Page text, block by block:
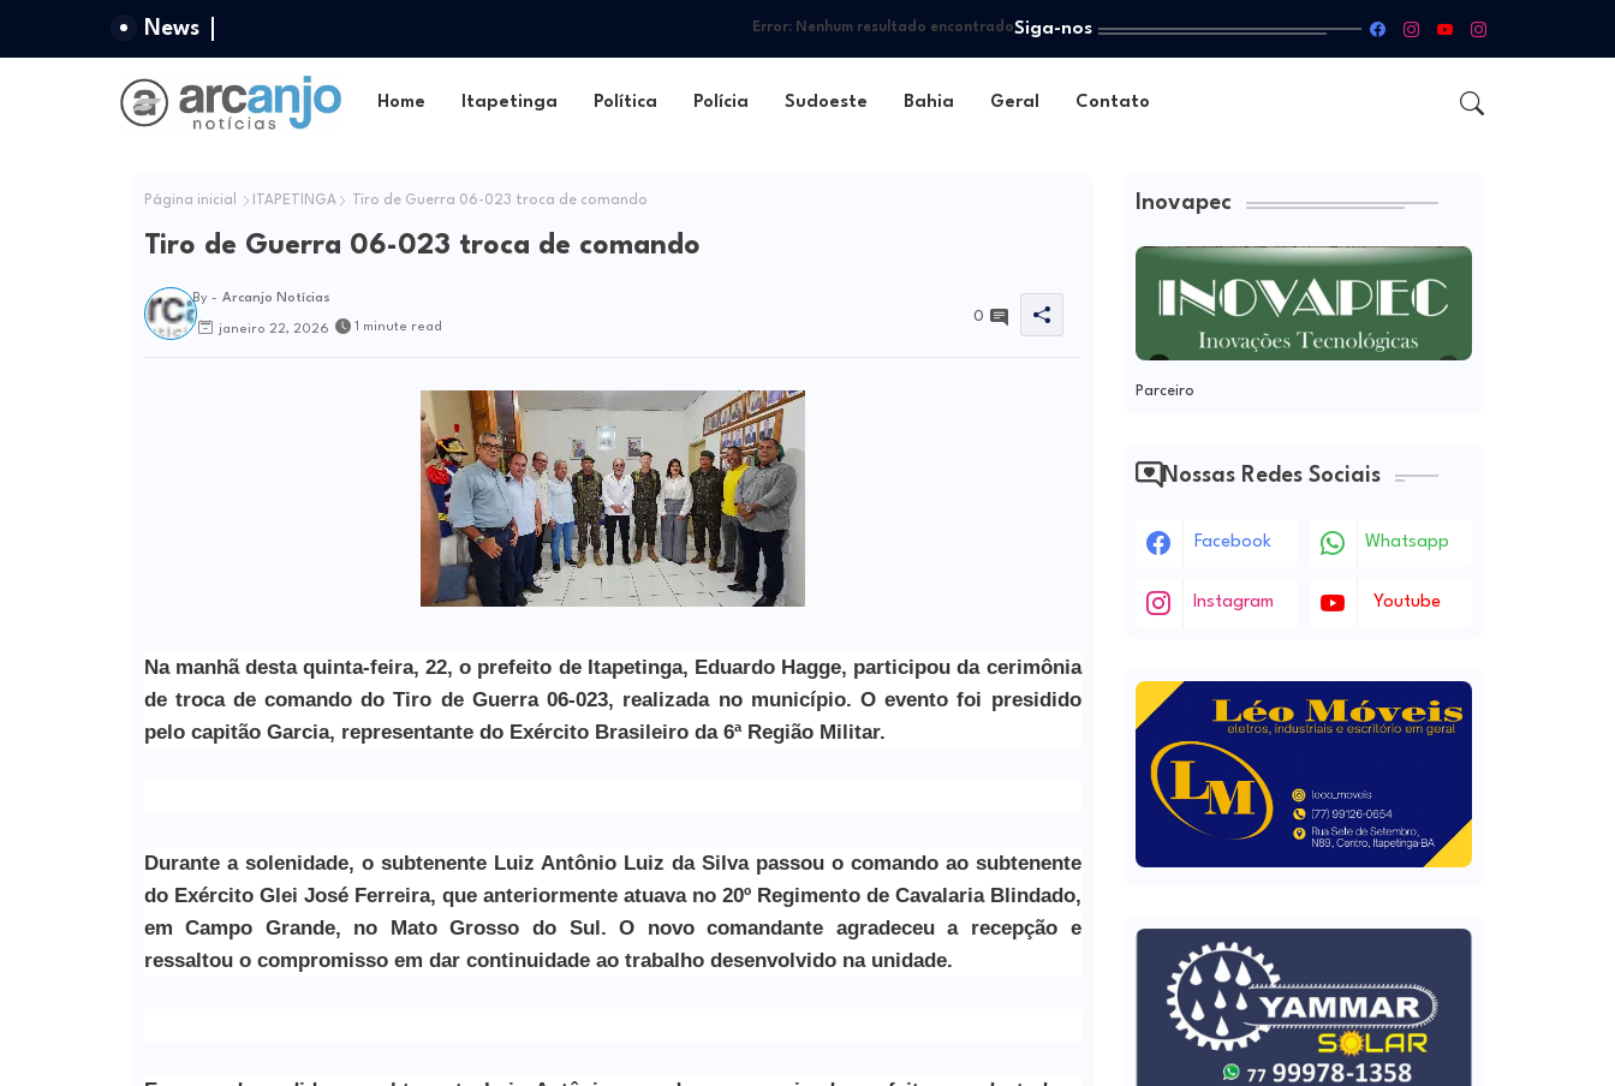
News Error:Nenhum resultado encontradoSiga-nos
Home Itapetinga Política Polícia Sudoeste Bahia Geral Contato
Página inicial ITAPETINGA Tiro de Guerra 06-023 troca de comando
Tiro de Guerra 06-023 troca de comando
By - Arcanjo Notícias
janeiro 22, 2026 1 minute read
0
Na manhã desta quinta-feira, 22, o prefeito de Itapetinga, Eduardo Hagge, participou da cerimônia
de troca de comando do Tiro de Guerra 06-023, realizada no município. O evento foi presidido
pelo capitão Garcia, representante do Exército Brasileiro da 6ª Região Militar.
Durante a solenidade, o subtenente Luiz Antônio Luiz da Silva passou o comando ao subtenente
do Exército Glei José Ferreira, que anteriormente atuava no 20º Regimento de Cavalaria Blindado,
em Campo Grande, no Mato Grosso do Sul. O novo comandante agradeceu a recepção e
ressaltou o compromisso em dar continuidade ao trabalho desenvolvido na unidade.
Inovapec
Parceiro
Nossas Redes Sociais
Facebook Whatsapp
Instagram Youtube